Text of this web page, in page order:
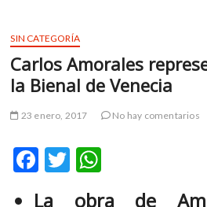
SIN CATEGORÍA
Carlos Amorales
la Bienal de Venecia
23 enero, 2017 No hay comentarios
F
T
w
La obra de